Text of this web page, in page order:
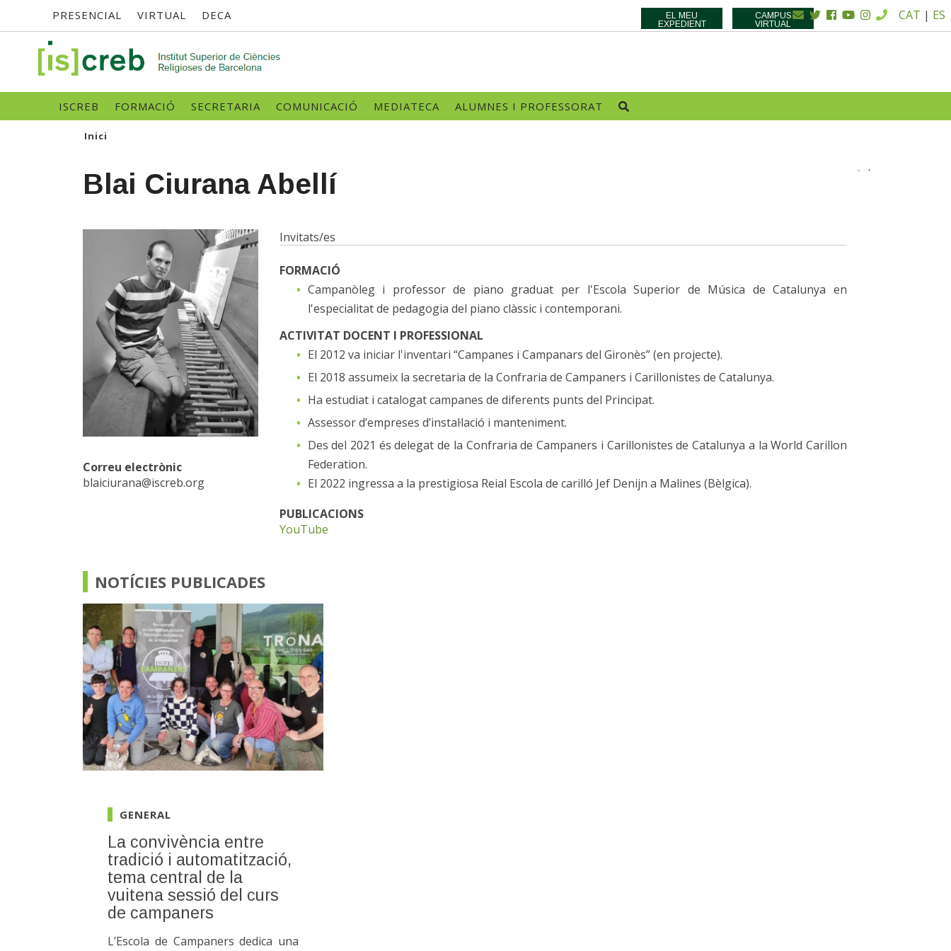
contingut
Menú
superior
SK
PRESENCIAL VIRTUAL DECA
EL MEU
EXPEDIENT
CAMPUS
VIRTUAL
CAT | ES
Navegació
principal
ISCREB FORMACIÓ SECRETARIA COMUNICACIÓ MEDIATECA ALUMNES I PROFESSORAT
Inici
Blai Ciurana Abellí
Correu electrònic
blaiciurana@iscreb.org
Invitats/es
FORMACIÓ
Campanòleg i professor de piano graduat per l'Escola Superior de Música de Catalunya en
l'especialitat de pedagogia del piano clàssic i contemporani.
ACTIVITAT DOCENT I PROFESSIONAL
El 2012 va iniciar l'inventari “Campanes i Campanars del Gironès” (en projecte).
El 2018 assumeix la secretaria de la Confraria de Campaners i Carillonistes de Catalunya.
Ha estudiat i catalogat campanes de diferents punts del Principat.
Assessor d’empreses d’instal·lació i manteniment.
Des del 2021 és delegat de la Confraria de Campaners i Carillonistes de Catalunya a la World Carillon
Federation.
El 2022 ingressa a la prestigiosa Reial Escola de carilló Jef Denijn a Malines (Bèlgica).
PUBLICACIONS
YouTube
NOTÍCIES PUBLICADES
GENERAL
La convivència entre
tradició i automatització,
tema central de la
vuitena sessió del curs
de campaners
L’Escola de Campaners dedica una